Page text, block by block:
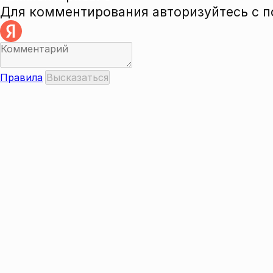
Для комментирования авторизуйтесь с
Правила